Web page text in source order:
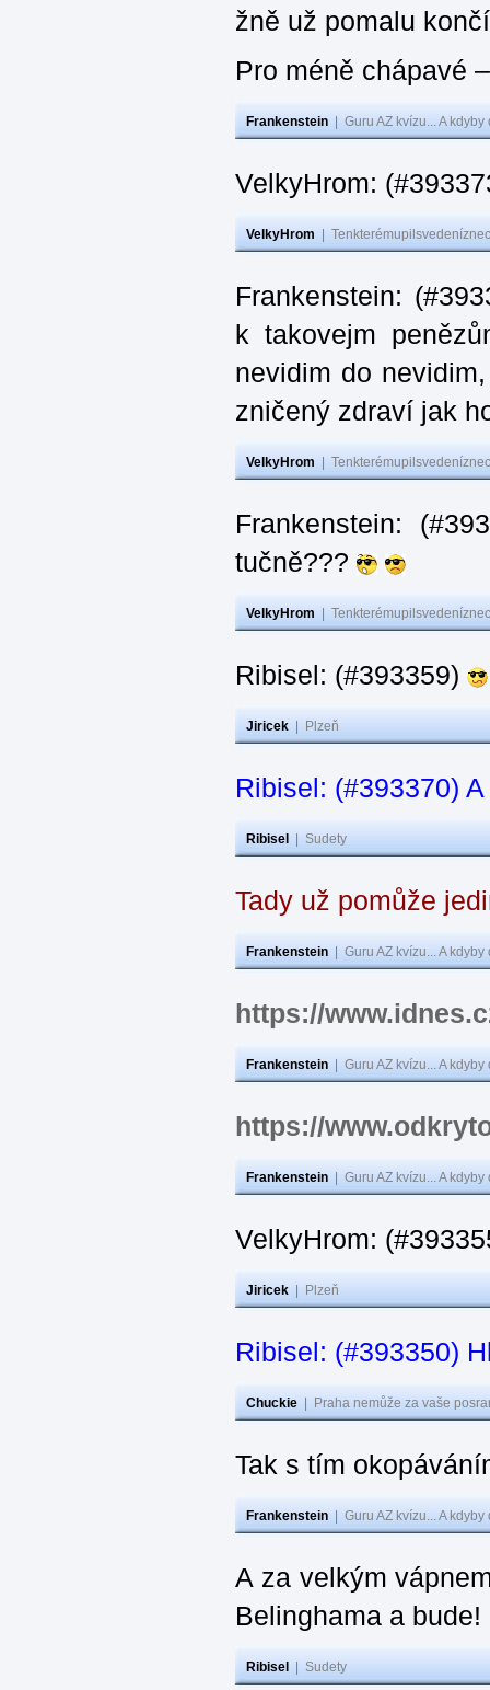
žně už pomalu
Pro méně chápavé
Frankenstein Guru AZ kvízu... A
VelkyHrom:
VelkyHrom
Frankenstein:
k takovejm
nevidim do
zničený zdraví jak
VelkyHrom
Frankenstein:
tučně???
VelkyHrom
Ribisel: (#393359)
Jiricek Plzeň
Ribisel: (#393370)
Ribisel Sudety
Tady už pomůže
Frankenstein Guru AZ kvízu... A
https://
Frankenstein Guru AZ kvízu... A
https://
Frankenstein Guru AZ kvízu... A
VelkyHrom:
Jiricek Plzeň
Ribisel: (#393350)
Chuckie Praha nemůže za vaše
Tak s tím
Frankenstein Guru AZ kvízu... A
A za velkým
Belinghama a bude!
Ribisel Sudety